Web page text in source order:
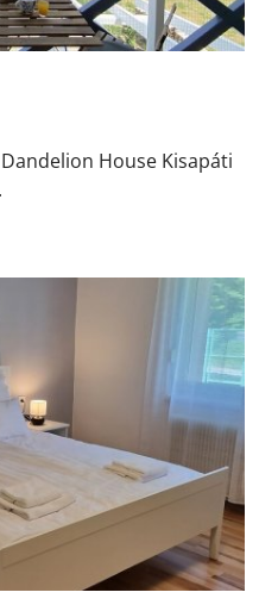
House Kisapáti